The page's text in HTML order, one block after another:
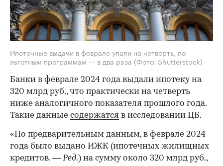
Ипотечные выдачи в феврале упали на четверть, по
льготным программам — в два раза (Фото: Shutterstock)
Банки в феврале 2024 года выдали ипотеку на
320 млрд руб., что практически на четверть
ниже аналогичного показателя прошлого года.
Такие данные содержатся в исследовании ЦБ.
«По предварительным данным, в феврале 2024
года было выдано ИЖК (ипотечных жилищных
кредитов. — Ред.) на сумму около 320 млрд руб.,